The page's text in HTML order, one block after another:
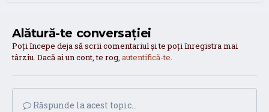
Alătură-te conversației
Poți începe deja să scrii comentariul și te poți înregistra mai
târziu. Dacă ai un cont, te rog, autentifică-te.
Răspunde la acest topic...